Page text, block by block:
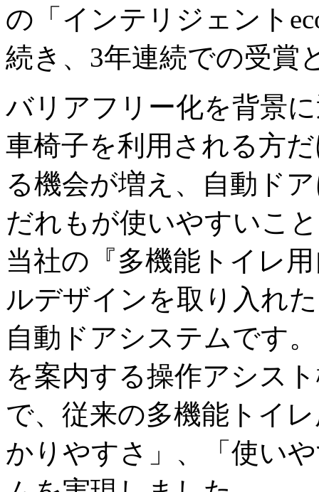
の「インテリジェント
続き、3年連続での受賞
バリアフリー化を背景
車椅子を利用される方
る機会が増え、自動ド
だれもが使いやすいこ
当社の『多機能トイレ
ルデザインを取り入れ
自動ドアシステムです
を案内する操作アシス
で、従来の多機能トイ
かりやすさ」、「使い